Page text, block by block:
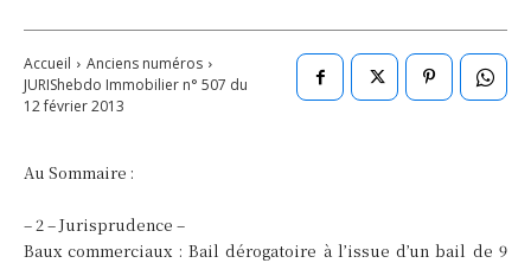
Accueil
Anciens numéros
JURIShebdo Immobilier n° 507 du
12 février 2013
Au Sommaire :
– 2 – Jurisprudence –
Baux commerciaux : Bail dérogatoire à l’issue d’un bail de 9